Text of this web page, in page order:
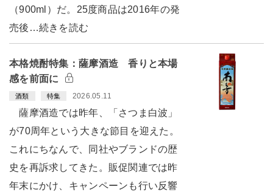
（900ml）だ。25度商品は2016年の発
売後…続きを読む
本格焼酎特集：薩摩酒造 香りと本場
感を前面に
酒類 特集 2026.05.11
薩摩酒造では昨年、「さつま白波」
が70周年という大きな節目を迎えた。
これにちなんで、同社やブランドの歴
史を再訴求してきた。販促関連では昨
年末にかけ、キャンペーンも行い反響